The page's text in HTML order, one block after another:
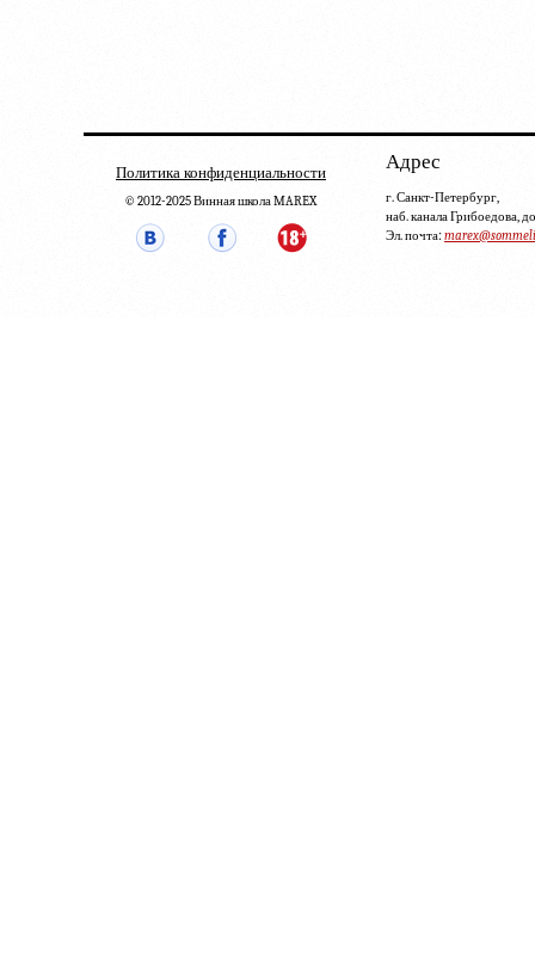
Политика конфиденциальности
© 2012-2025 Винная школа MAREX
Адрес
г. Санкт-Петербург,
наб. канала Грибоедова,
Эл. почта: